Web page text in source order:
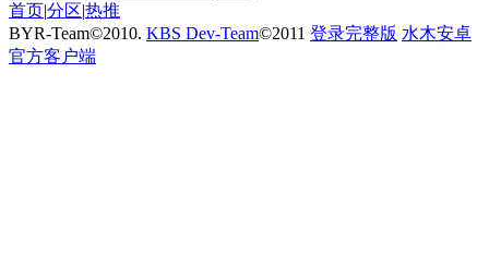
首页|分区|热推
BYR-Team©2010. KBS Dev-Team©2011 登录完整版 水木安卓
官方客户端